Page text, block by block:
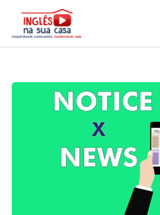
conteúdo